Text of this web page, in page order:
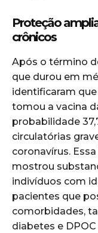
Proteção
crônicos
Após o término
que durou em
identificaram
tomou a vacina
probabilidade
circulatórias
coronavírus.
mostrou
indivíduos com
pacientes que
comorbidades,
diabetes e